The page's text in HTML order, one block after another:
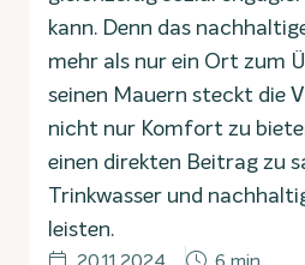
kann. Denn das
mehr als nur ein Ort zum
seinen Mauern steckt die
nicht nur Komfort zu
einen direkten Beitrag zu
Trinkwasser und
leisten.